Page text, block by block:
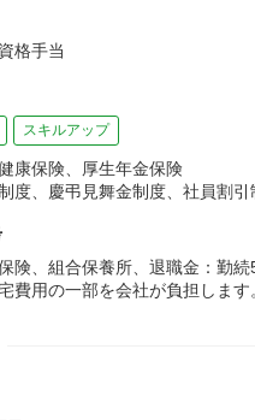
格手当
スキルアップ
康保険、厚生年金保険
度、慶弔見舞金制度、社員割
険、組合保養所、退職金：勤
費用の一部を会社が負担します